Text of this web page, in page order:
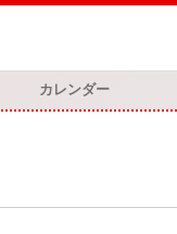
カレンダー